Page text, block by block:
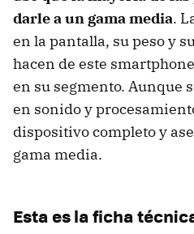
darle a un gama media.
en la pantalla, su peso y
hacen de este
en su segmento. Aunque
en sonido y
dispositivo completo y
gama media.
Esta es la ficha